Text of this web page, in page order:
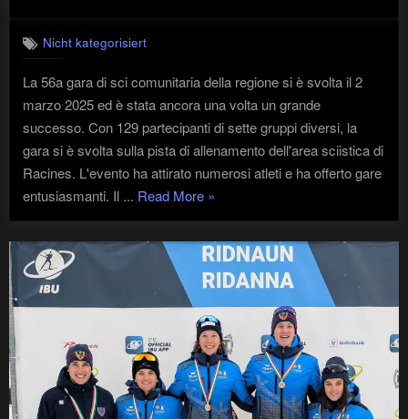
Nicht kategorisiert
La 56a gara di sci comunitaria della regione si è svolta il 2
marzo 2025 ed è stata ancora una volta un grande
successo. Con 129 partecipanti di sette gruppi diversi, la
gara si è svolta sulla pista di allenamento dell'area sciistica di
Racines. L'evento ha attirato numerosi atleti e ha offerto gare
entusiasmanti. Il ... Read More"56a
Gara
di
Sci
Comunale"
»